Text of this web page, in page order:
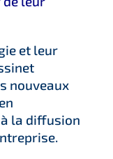
et leur
nouveaux
la diffusion